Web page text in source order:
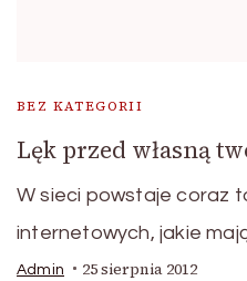
BEZ KATEGORII
Lęk przed własną
W sieci powstaje coraz
internetowych, jakie
Admin 25 sierpnia 2012